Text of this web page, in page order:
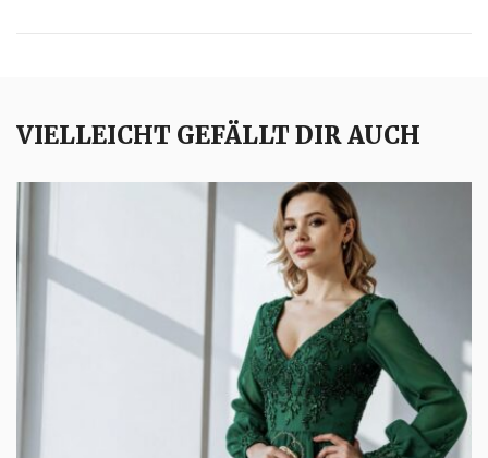
VIELLEICHT GEFÄLLT DIR AUCH